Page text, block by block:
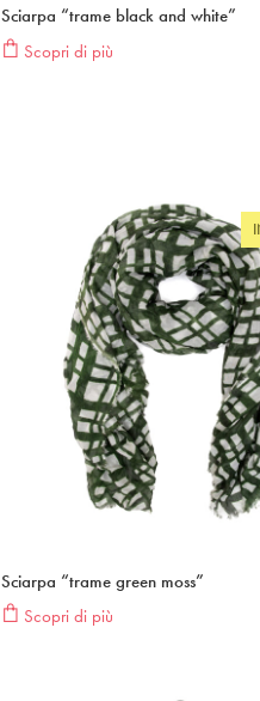
Sciarpa “trame black and white”
Scopri di più
Sciarpa “trame green moss”
Scopri di più